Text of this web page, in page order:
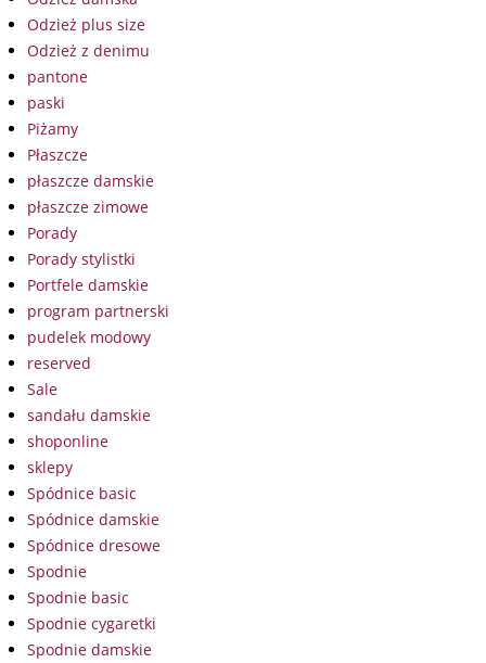
Odzież plus size
Odzież z denimu
pantone
paski
Piżamy
Płaszcze
płaszcze damskie
płaszcze zimowe
Porady
Porady stylistki
Portfele damskie
program partnerski
pudelek modowy
reserved
Sale
sandału damskie
shoponline
sklepy
Spódnice basic
Spódnice damskie
Spódnice dresowe
Spodnie
Spodnie basic
Spodnie cygaretki
Spodnie damskie